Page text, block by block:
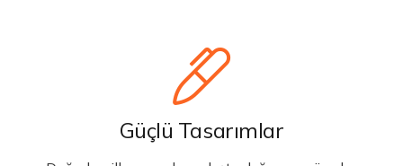
Güçlü Tasarımlar